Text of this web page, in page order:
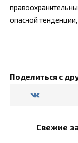
опасной
Поделиться с
Свежие